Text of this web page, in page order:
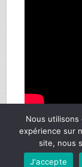
Richard
Nous utilisons
expérience sur
site, nous
J'accepte